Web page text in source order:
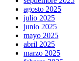
agosto 2025
julio 2025
junio 2025
mayo 2025
abril 2025
marzo 2025